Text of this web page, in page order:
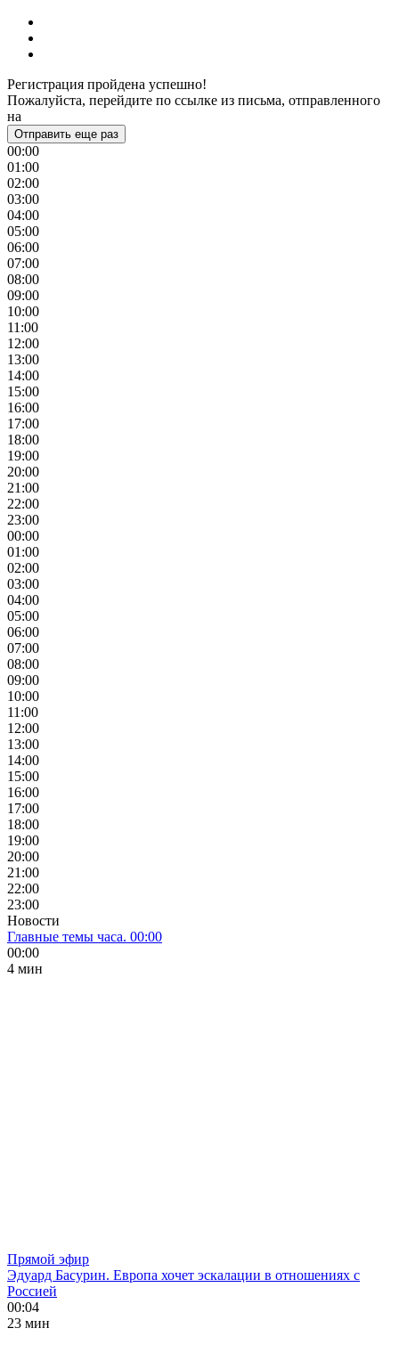
Регистрация пройдена успешно!
Пожалуйста, перейдите по ссылке из письма, отправленного
на
Отправить еще раз
00:00
01:00
02:00
03:00
04:00
05:00
06:00
07:00
08:00
09:00
10:00
11:00
12:00
13:00
14:00
15:00
16:00
17:00
18:00
19:00
20:00
21:00
22:00
23:00
00:00
01:00
02:00
03:00
04:00
05:00
06:00
07:00
08:00
09:00
10:00
11:00
12:00
13:00
14:00
15:00
16:00
17:00
18:00
19:00
20:00
21:00
22:00
23:00
Новости
Главные темы часа. 00:00
00:00
4 мин
Прямой эфир
Эдуард Басурин. Европа хочет эскалации в отношениях с
Россией
00:04
23 мин